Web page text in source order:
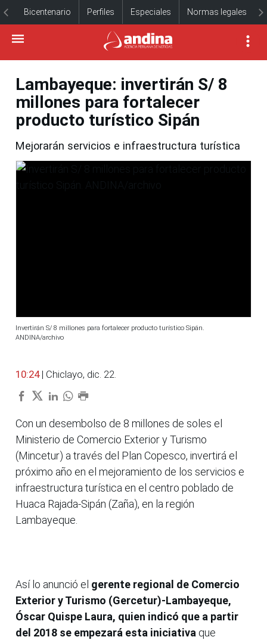
Bicentenario Perfiles Especiales Normas legales
Lambayeque: invertirán S/ 8
millones para fortalecer
producto turístico Sipán
Mejorarán servicios e infraestructura turística
Invertirán S/ 8 millones para fortalecer producto turístico Sipán.
ANDINA/archivo
10:24 | Chiclayo, dic. 22.
Con un desembolso de 8 millones de soles el
Ministerio de Comercio Exterior y Turismo
(Mincetur) a través del Plan Copesco, invertirá el
próximo año en el mejoramiento de los servicios e
infraestructura turística en el centro poblado de
Huaca Rajada-Sipán (Zaña), en la región
Lambayeque.
Así lo anunció el gerente regional de Comercio
Exterior y Turismo (Gercetur)-Lambayeque,
Óscar Quispe Laura, quien indicó que a partir
del 2018 se empezará esta iniciativa que